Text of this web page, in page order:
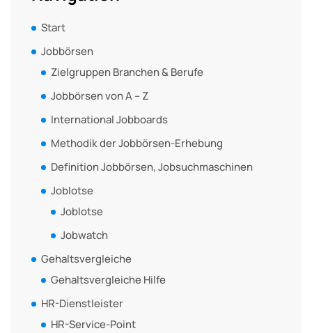
Start
Jobbörsen
Zielgruppen Branchen & Berufe
Jobbörsen von A – Z
International Jobboards
Methodik der Jobbörsen-Erhebung
Definition Jobbörsen, Jobsuchmaschinen
Joblotse
Joblotse
Jobwatch
Gehaltsvergleiche
Gehaltsvergleiche Hilfe
HR-Dienstleister
HR-Service-Point